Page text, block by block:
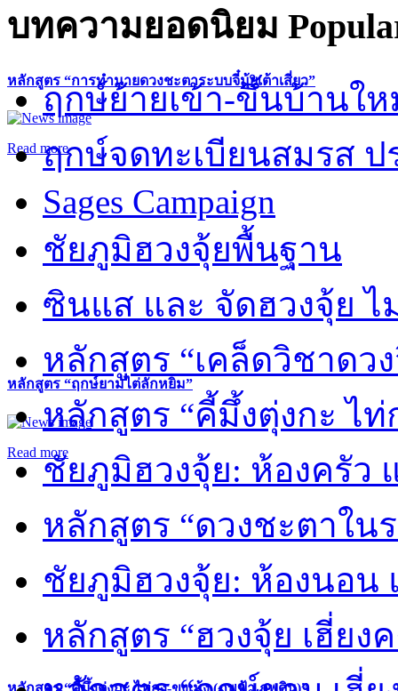
หลักสูตร “การทำนายดวงชะตาระบบจี๋มุ้ยเต้าเสี่ยว”
Read more
หลักสูตร “ฤกษ์ยามไต่ลักหยิ่ม”
Read more
หลักสูตร “คี้มึ้งตุ่งกะ ไท่กง-ขงเม้ง (ภพฟ้า ภพดิน)”
บทความยอดนิยม
ฤกษ์ย้ายเข้า-ขึ้นบ้านให
ฤกษ์จดทะเบียนสมรส ป
Sages Campaign
ชัยภูมิฮวงจุ้ยพื้นฐาน
ซินแส และ จัดฮวงจุ้ย ไ
หลักสูตร “เคล็ดวิชาดว
หลักสูตร “คี้มึ้งตุ่งกะ ไ
ชัยภูมิฮวงจุ้ย: ห้องครัว
หลักสูตร “ดวงชะตาใน
ชัยภูมิฮวงจุ้ย: ห้องนอน
หลักสูตร “ฮวงจุ้ย เฮี่ยง